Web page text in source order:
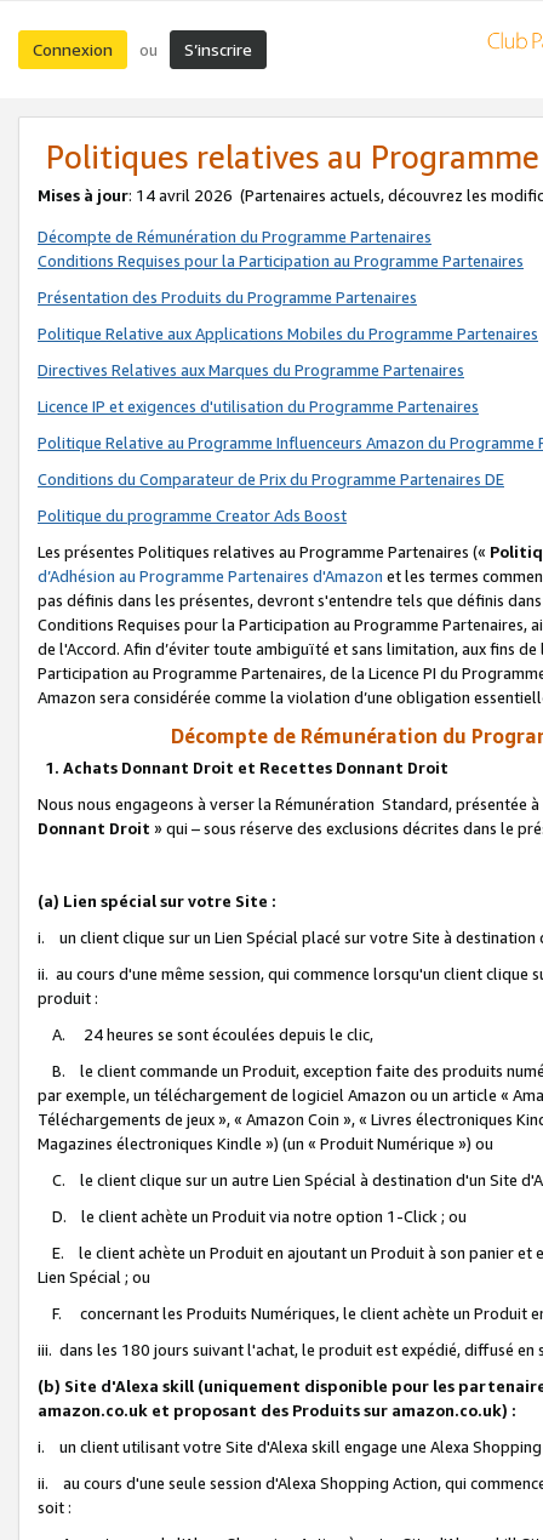
Connexion ou S’inscrire
Politiques relatives au
Mises à jour: 14 avril 2026 (Partenaires actuels, découvrez les
Décompte de Rémunération du Programme Partenaires
Conditions Requises pour la Participation au Programme Partenaires
Présentation des Produits du Programme Partenaires
Politique Relative aux Applications Mobiles du Programme Partenaires
Directives Relatives aux Marques du Programme Partenaires
Licence IP et exigences d'utilisation du Programme Partenaires
Politique Relative au Programme Influenceurs Amazon du Programme
Conditions du Comparateur de Prix du Programme Partenaires DE
Politique du programme Creator Ads Boost
Les présentes Politiques relatives au Programme Partenaires («
d’Adhésion au Programme Partenaires d'Amazon et les termes
pas définis dans les présentes, devront s'entendre tels que définis
Conditions Requises pour la Participation au Programme Partenaires,
de l'Accord. Afin d’éviter toute ambiguïté et sans limitation, aux fins
Participation au Programme Partenaires, de la Licence PI du
Amazon sera considérée comme la violation d’une obligation
Décompte de Rémunération du
1. Achats Donnant Droit et Recettes Donnant Droit
Nous nous engageons à verser la Rémunération Standard, présentée
Donnant Droit » qui – sous réserve des exclusions décrites dans le
(a) Lien spécial sur votre Site :
i. un client clique sur un Lien Spécial placé sur votre Site à destination
ii. au cours d'une même session, qui commence lorsqu'un client
produit :
A. 24 heures se sont écoulées depuis le clic,
B. le client commande un Produit, exception faite des produits
par exemple, un téléchargement de logiciel Amazon ou un article «
Téléchargements de jeux », « Amazon Coin », « Livres électroniques
Magazines électroniques Kindle ») (un « Produit Numérique ») ou
C. le client clique sur un autre Lien Spécial à destination d'un Site
D. le client achète un Produit via notre option 1-Click ; ou
E. le client achète un Produit en ajoutant un Produit à son panier et
Lien Spécial ; ou
F. concernant les Produits Numériques, le client achète un Produit
iii. dans les 180 jours suivant l'achat, le produit est expédié, diffusé
(b) Site d'Alexa skill (uniquement disponible pour les
amazon.co.uk et proposant des Produits sur amazon.co.uk) :
i. un client utilisant votre Site d'Alexa skill engage une Alexa
ii. au cours d'une seule session d'Alexa Shopping Action, qui
soit :